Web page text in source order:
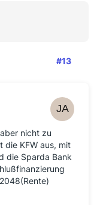
#13
nicht zu
die KFW aus, mit
die Sparda Bank